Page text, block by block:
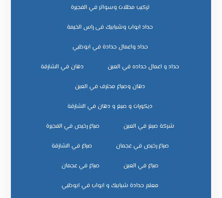
تركيب مظلات وسواتر في الفجيرة
حداد ابواب وشبابيك فى راس الخيمة
حداد واعمال حدادة في ابوظبي
حداد و اعمال حداده في العين دهان في الشارقة
دهان وصباغ محترف في العين
ديكورات و صبغ و دهان في الشارقة
شركة صبغ في العين صباغ رخيص في الفجيرة
صباغ رخيص في عجمان صباغ في الشارقة
صباغ في العين صباغ في عجمان
معلم حدادة شبابيك و ابواب في ابوظبي